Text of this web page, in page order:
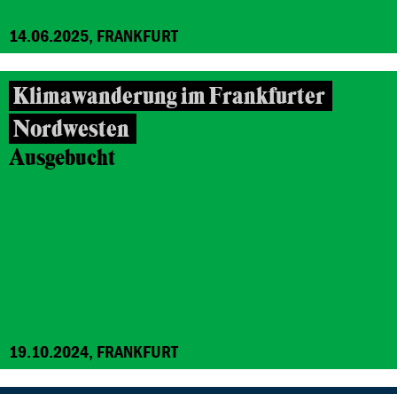
14.06.2025, FRANKFURT
Klimawanderung im Frankfurter
Nordwesten
Ausgebucht
19.10.2024, FRANKFURT